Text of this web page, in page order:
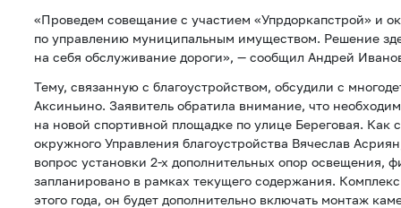
«Проведем совещание с участием «Упрдоркапстрой» и
по управлению муниципальным имуществом. Решение
на себя обслуживание дороги», — сообщил Андрей
Тему, связанную с благоустройством, обсудили с
Аксиньино. Заявитель обратила внимание, что
на новой спортивной площадке по улице Береговая. Как
окружного Управления благоустройства Вячеслав
вопрос установки 2-х дополнительных опор освещения,
запланировано в рамках текущего содержания.
этого года, он будет дополнительно включать монтаж